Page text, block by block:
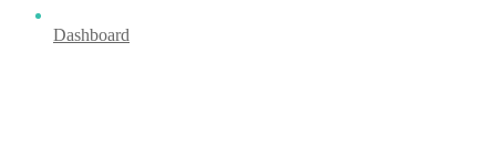
Dashboard